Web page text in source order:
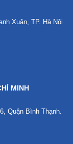
Xuân, TP. Hà Nội
MINH
Quận Bình Thạnh.